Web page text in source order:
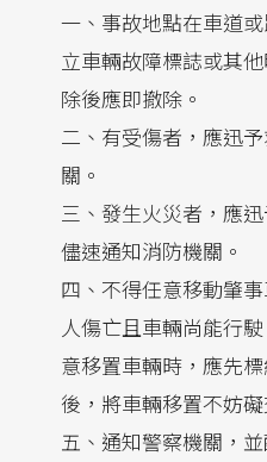
一、事故地點在車道
立車輛故障標誌或其
除後應即撤除。
二、有受傷者，應迅
關。
三、發生火災者，應
儘速通知消防機關。
四、不得任意移動肇
人傷亡且車輛尚能行
意移置車輛時，應先
後，將車輛移置不妨
五、通知警察機關，